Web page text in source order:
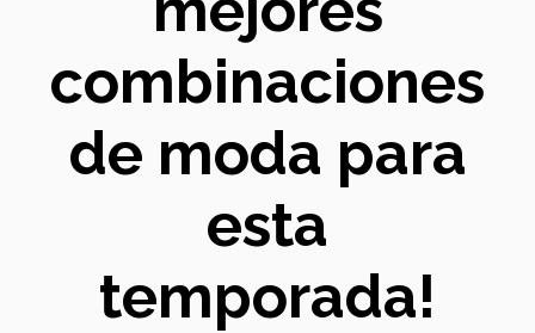
combinaciones
de moda para
esta
temporada!